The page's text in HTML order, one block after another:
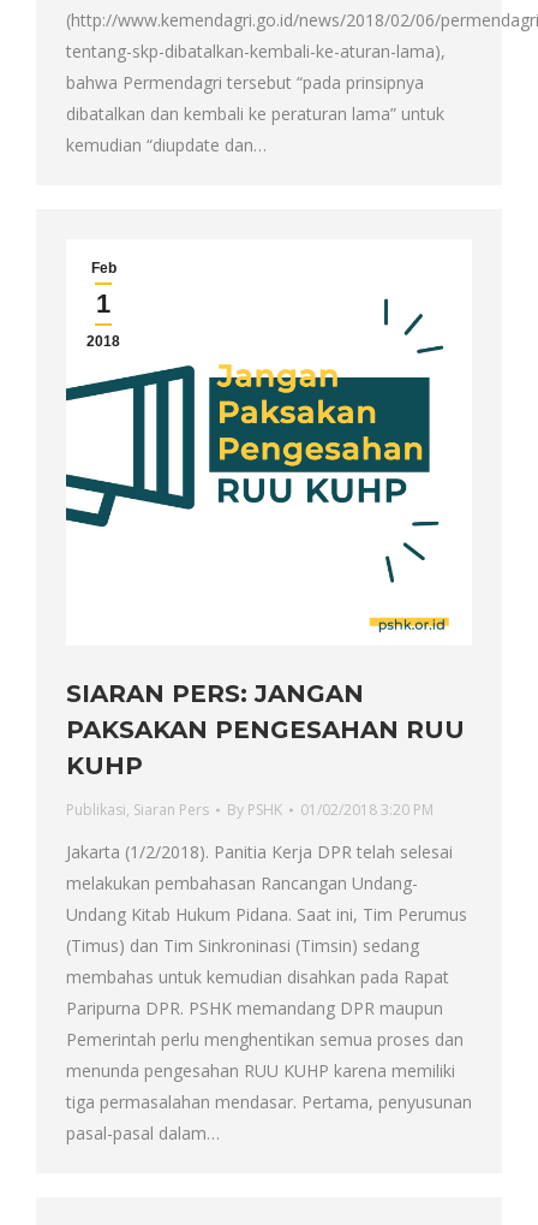
(http://www.kemendagri.go.id/news/2018/02/06/
tentang-skp-dibatalkan-kembali-ke-aturan-lama),
bahwa Permendagri tersebut “pada prinsipnya
dibatalkan dan kembali ke peraturan lama” untuk
kemudian “diupdate dan…
Feb
1
2018
SIARAN PERS: JANGAN
PAKSAKAN PENGESAHAN RUU
KUHP
Publikasi, Siaran Pers By PSHK 01/02/2018 3:20 PM
Jakarta (1/2/2018). Panitia Kerja DPR telah selesai
melakukan pembahasan Rancangan Undang-
Undang Kitab Hukum Pidana. Saat ini, Tim Perumus
(Timus) dan Tim Sinkroninasi (Timsin) sedang
membahas untuk kemudian disahkan pada Rapat
Paripurna DPR. PSHK memandang DPR maupun
Pemerintah perlu menghentikan semua proses dan
menunda pengesahan RUU KUHP karena memiliki
tiga permasalahan mendasar. Pertama, penyusunan
pasal-pasal dalam…